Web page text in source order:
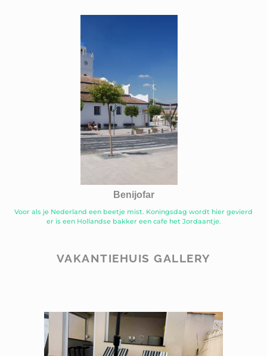
Benijofar
Voor als je Nederland een beetje mist. Koningsdag wordt hier gevierd
er is een Hollandse bakker een cafe het Jordaantje.
VAKANTIEHUIS GALLERY